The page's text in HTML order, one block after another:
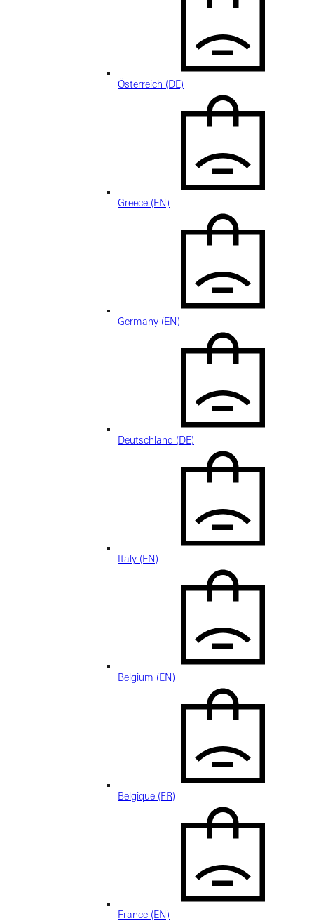
Österreich (DE)
Greece (EN)
Germany (EN)
Deutschland (DE)
Italy (EN)
Belgium (EN)
Belgique (FR)
France (EN)